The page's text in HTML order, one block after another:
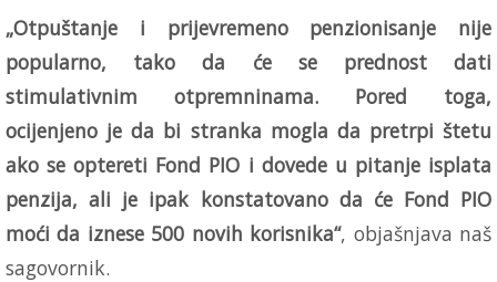
„Otpuštanje i prijevremeno penzionisanje nije
popularno, tako da će se prednost dati
stimulativnim otpremninama. Pored toga,
ocijenjeno je da bi stranka mogla da pretrpi štetu
ako se optereti Fond PIO i dovede u pitanje isplata
penzija, ali je ipak konstatovano da će Fond PIO
moći da iznese 500 novih korisnika“, objašnjava naš
sagovornik.